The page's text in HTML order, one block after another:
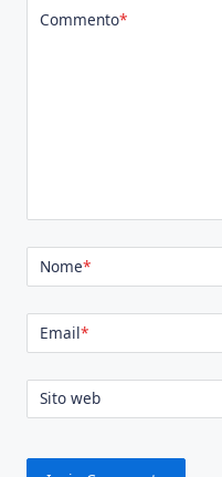
Commento*
Nome*
Email*
Sito web